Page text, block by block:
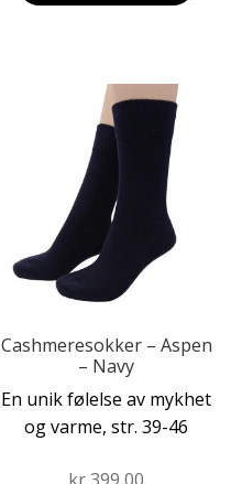
Cashmeresokker – Aspen
– Navy
En unik følelse av mykhet
og varme, str. 39-46
Dette
produktet
har
varianter.
Alternativene
velges
produktsiden